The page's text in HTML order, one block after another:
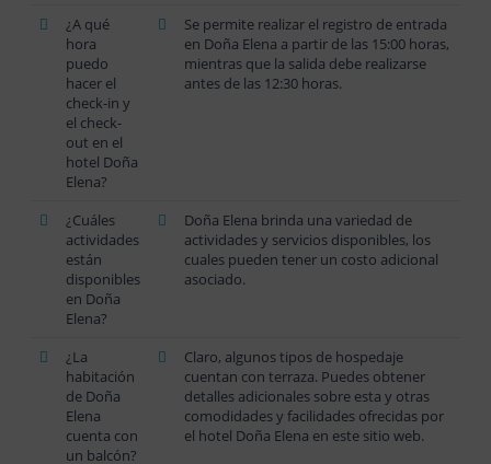
¿A qué
hora
puedo
hacer el
check-in y
el check-
out en el
hotel Doña
Elena?
Se permite realizar el registro de entrada
en Doña Elena a partir de las 15:00 horas,
mientras que la salida debe realizarse
antes de las 12:30 horas.
¿Cuáles
actividades
están
disponibles
en Doña
Elena?
Doña Elena brinda una variedad de
actividades y servicios disponibles, los
cuales pueden tener un costo adicional
asociado.
¿La
habitación
de Doña
Elena
cuenta con
un balcón?
Claro, algunos tipos de hospedaje
cuentan con terraza. Puedes obtener
detalles adicionales sobre esta y otras
comodidades y facilidades ofrecidas por
el hotel Doña Elena en este sitio web.